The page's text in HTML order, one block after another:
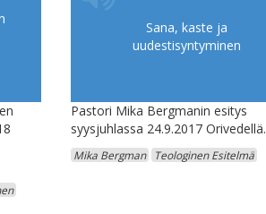
Sana, kaste ja
uudestisyntyminen
Pastori Mika Bergmanin esitys
syysjuhlassa 24.9.2017 Orivedellä.
Mika Bergman Teologinen Esitelmä